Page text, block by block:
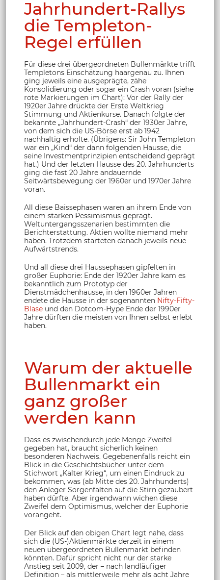
Jahrhundert-Rallys
die Templeton-
Regel erfüllen
Für diese drei übergeordneten Bullenmärkte trifft
Templetons Einschätzung haargenau zu. Ihnen
ging jeweils eine ausgeprägte, zähe
Konsolidierung oder sogar ein Crash voran (siehe
rote Markierungen im Chart): Vor der Rally der
1920er Jahre drückte der Erste Weltkrieg
Stimmung und Aktienkurse. Danach folgte der
bekannte „Jahrhundert-Crash“ der 1930er Jahre,
von dem sich die US-Börse erst ab 1942
nachhaltig erholte. (Übrigens: Sir John Templeton
war ein „Kind“ der dann folgenden Hausse, die
seine Investmentprinzipien entscheidend geprägt
hat.) Und der letzten Hausse des 20. Jahrhunderts
ging die fast 20 Jahre andauernde
Seitwärtsbewegung der 1960er und 1970er Jahre
voran.
All diese Baissephasen waren an ihrem Ende von
einem starken Pessimismus geprägt.
Weltuntergangsszenarien bestimmten die
Berichterstattung. Aktien wollte niemand mehr
haben. Trotzdem starteten danach jeweils neue
Aufwärtstrends.
Und all diese drei Haussephasen gipfelten in
großer Euphorie: Ende der 1920er Jahre kam es
bekanntlich zum Prototyp der
Dienstmädchenhausse, in den 1960er Jahren
endete die Hausse in der sogenannten Nifty-Fifty-
Blase und den Dotcom-Hype Ende der 1990er
Jahre dürften die meisten von Ihnen selbst erlebt
haben.
Warum der aktuelle
Bullenmarkt ein
ganz großer
werden kann
Dass es zwischendurch jede Menge Zweifel
gegeben hat, braucht sicherlich keinen
besonderen Nachweis. Gegebenenfalls reicht ein
Blick in die Geschichtsbücher unter dem
Stichwort „Kalter Krieg“, um einen Eindruck zu
bekommen, was (ab Mitte des 20. Jahrhunderts)
den Anleger Sorgenfalten auf die Stirn gezaubert
haben dürfte. Aber irgendwann wichen diese
Zweifel dem Optimismus, welcher der Euphorie
vorangeht.
Der Blick auf den obigen Chart legt nahe, dass
sich die (US-)Aktienmärkte derzeit in einem
neuen übergeordneten Bullenmarkt befinden
könnten. Dafür spricht nicht nur der starke
Anstieg seit 2009, der – nach landläufiger
Definition – als mittlerweile mehr als acht Jahre